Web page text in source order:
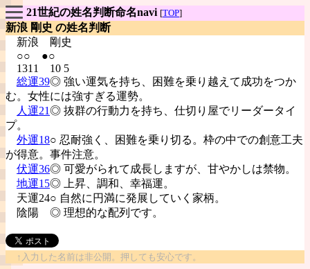
21世紀の姓名判断命名navi [TOP]
新浪 剛史 の姓名判断
新浪
剛史
○○ ●○
1311 10 5
総運39◎ 強い運気を持ち、困難を乗り越えて成功をつか
む。女性には強すぎる運勢。
人運21◎ 抜群の行動力を持ち、仕切り屋でリーダータイ
プ。
外運18○ 忍耐強く、困難を乗り切る。枠の中での創意工夫
が得意。事件注意。
伏運36◎ 可愛がられて成長しますが、甘やかしは禁物。
地運15◎ 上昇、調和、幸福運。
天運24○ 自然に円満に発展していく家柄。
陰陽 ◎ 理想的な配列です。
↑入力した名前は非公開。押しても安心です。